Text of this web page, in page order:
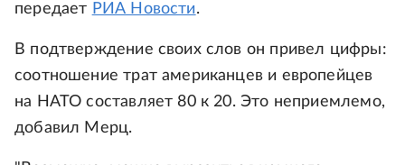
передает РИА Новости.
В подтверждение своих слов он привел цифры:
соотношение трат американцев и европейцев
на НАТО составляет 80 к 20. Это неприемлемо,
добавил Мерц.